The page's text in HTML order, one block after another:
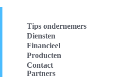
Tips ondernemers
Diensten
Financieel
Producten
Contact
Partners